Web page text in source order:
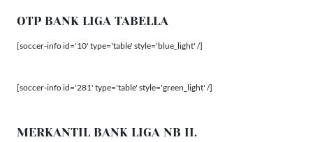
OTP BANK LIGA TABELLA
[soccer-info id='10' type='table' style='blue_light' /]
[soccer-info id='281' type='table' style='green_light' /]
MERKANTIL BANK LIGA NB II.